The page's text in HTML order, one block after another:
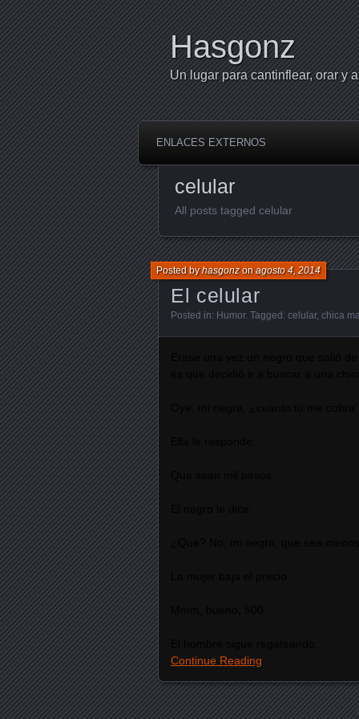
Hasgonz
Un lugar para cantinflear, orar y
ENLACES EXTERNOS
celular
All posts tagged celular
El celular
Posted byhasgonzonagosto 4, 2014
Posted in: Humor. Tagged: celular, chica
Continue Reading